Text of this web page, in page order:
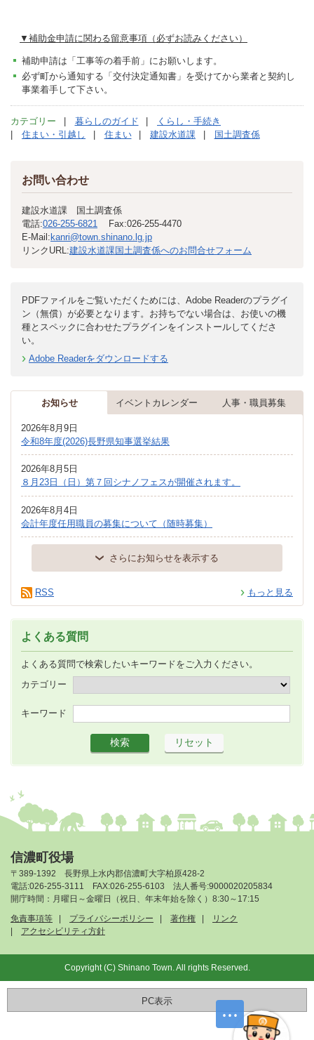
▼補助金申請に関わる留意事項（必ずお読みください）
補助申請は「工事等の着手前」にお願いします。
必ず町から通知する「交付決定通知書」を受けてから業者と契約し
事業着手して下さい。
カテゴリー 暮らしのガイド
くらし・手続き
住まい・引越し
住まい 建設水道課 国土調査係
お問い合わせ
建設水道課 国土調査係
電話:026-255-6821 Fax:026-255-4470
E-Mail: kanri@town.shinano.lg.jp
リンクURL:建設水道課国土調査係へのお問合せフォーム
PDFファイルをご覧いただくためには、Adobe Readerのプラグイ
ン（無償）が必要となります。お持ちでない場合は、お使いの機
種とスペックに合わせたプラグインをインストールしてくださ
い。
Adobe Readerをダウンロードする
お知らせ イベントカレンダー 人事・職員募集
2026年8月9日
令和8年度(2026)長野県知事選挙結果
2026年8月5日
８月23日（日）第７回シナノフェスが開催されます。
2026年8月4日
会計年度任用職員の募集について（随時募集）
さらにお知らせを表示する
もっと見る
RSS
よくある質問
よくある質問で検索したいキーワードをご入力ください。
カテゴリー
キーワード
信濃町役場
〒389-1392 長野県上水内郡信濃町大字柏原428-2
電話:026-255-3111 FAX:026-255-6103 法人番号:9000020205834
開庁時間：月曜日～金曜日（祝日、年末年始を除く）8:30～17:15
免責事項等
プライバシーポリシー 著作権
リンク
アクセシビリティ方針
Copyright (C) Shinano Town. All rights Reserved.
PC表示